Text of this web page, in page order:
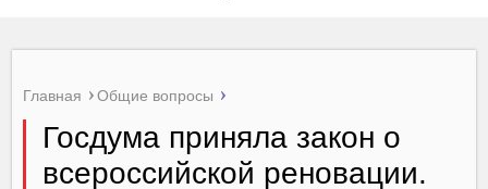
Главная Общие вопросы
Госдума приняла закон о
всероссийской реновации.